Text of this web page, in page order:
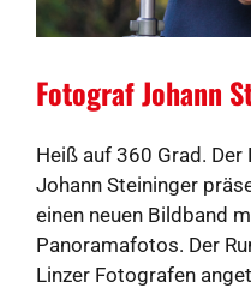
Fotograf Johann
Heiß auf 360 Grad.
Johann Steininger
einen neuen Bildband
Panoramafotos. Der
Linzer Fotografen